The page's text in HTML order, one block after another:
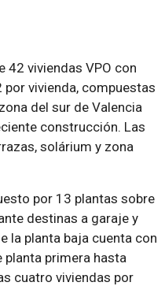
42 viviendas VPO con
vivienda, compuestas
del sur de Valencia
construcción. Las
solárium y zona
por 13 plantas sobre
destinas a garaje y
la planta baja cuenta con
planta primera hasta
cuatro viviendas por